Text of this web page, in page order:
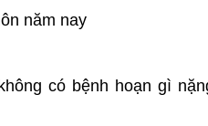
năm nay
có bệnh hoạn gì